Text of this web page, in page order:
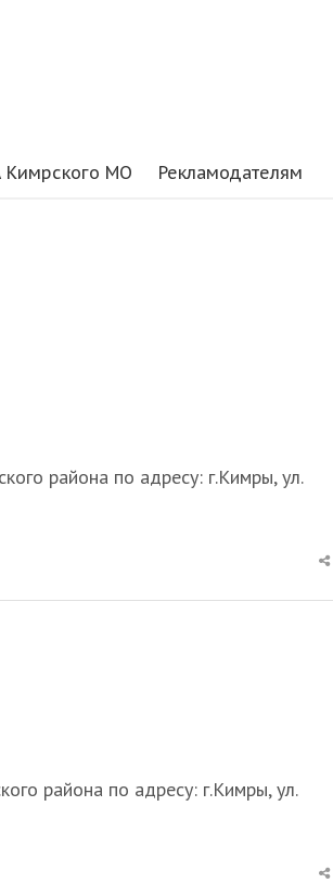
Кимрского МО Рекламодателям
района по адресу: г.Кимры, ул.
района по адресу: г.Кимры, ул.